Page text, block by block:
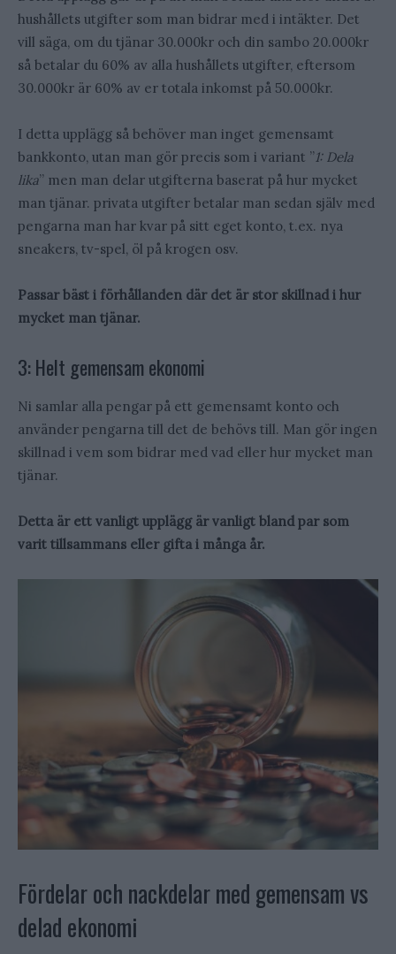
hushållets utgifter som man bidrar med i intäkter. Det
vill säga, om du tjänar 30.000kr och din sambo 20.000kr
så betalar du 60% av alla hushållets utgifter, eftersom
30.000kr är 60% av er totala inkomst på 50.000kr.
I detta upplägg så behöver man inget gemensamt
bankkonto, utan man gör precis som i variant ”1: Dela
lika” men man delar utgifterna baserat på hur mycket
man tjänar. privata utgifter betalar man sedan själv med
pengarna man har kvar på sitt eget konto, t.ex. nya
sneakers, tv-spel, öl på krogen osv.
Passar bäst i förhållanden där det är stor skillnad i hur
mycket man tjänar.
3: Helt gemensam ekonomi
Ni samlar alla pengar på ett gemensamt konto och
använder pengarna till det de behövs till. Man gör ingen
skillnad i vem som bidrar med vad eller hur mycket man
tjänar.
Detta är ett vanligt upplägg är vanligt bland par som
varit tillsammans eller gifta i många år.
Fördelar och nackdelar med gemensam vs
delad ekonomi